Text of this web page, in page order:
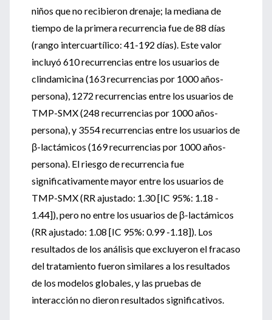
niños que no recibieron drenaje; la mediana de
tiempo de la primera recurrencia fue de 88 días
(rango intercuartílico: 41-192 días). Este valor
incluyó 610 recurrencias entre los usuarios de
clindamicina (163 recurrencias por 1000 años-
persona), 1272 recurrencias entre los usuarios de
TMP-SMX (248 recurrencias por 1000 años-
persona), y 3554 recurrencias entre los usuarios de
β-lactámicos (169 recurrencias por 1000 años-
persona). El riesgo de recurrencia fue
significativamente mayor entre los usuarios de
TMP-SMX (RR ajustado: 1.30 [IC 95%: 1.18 -
1.44]), pero no entre los usuarios de β-lactámicos
(RR ajustado: 1.08 [IC 95%: 0.99 -1.18]). Los
resultados de los análisis que excluyeron el fracaso
del tratamiento fueron similares a los resultados
de los modelos globales, y las pruebas de
interacción no dieron resultados significativos.